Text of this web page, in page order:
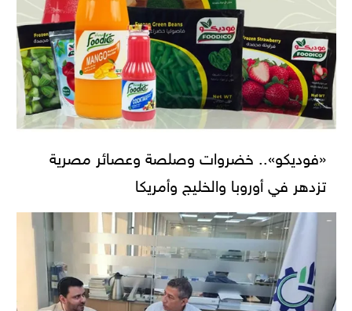
«فوديكو».. خضروات وصلصة وعصائر مصرية
تزدهر في أوروبا والخليج وأمريكا